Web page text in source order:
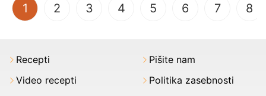
1 (current)
2 3 4 5 6 7 8
Recepti
Video recepti
Pišite nam
Politika zasebnosti